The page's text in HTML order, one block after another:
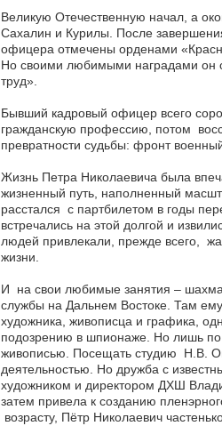
Великую Отечественную начал, а
Сахалин и Курилы. После
офицера отмечены орденами
Но своими любимыми наградами он
труд».
Бывший кадровый офицер всего
гражданскую профессию, потом
превратности судьбы: фронт
Жизнь Петра Николаевича была
жизненный путь, наполненный
расстался с партбилетом в годы
встречались на этой долгой и
людей привлекали, прежде всего,
жизни.
И на свои любимые занятия –
службы на Дальнем Востоке. Там ему
художника, живописца и графика,
подозрению в шпионаже. Но лишь по
живописью. Посещать студию Н.В.
деятельностью. Но дружба с
художником и директором ДХШ
затем привела к созданию
возрасту, Пётр Николаевич